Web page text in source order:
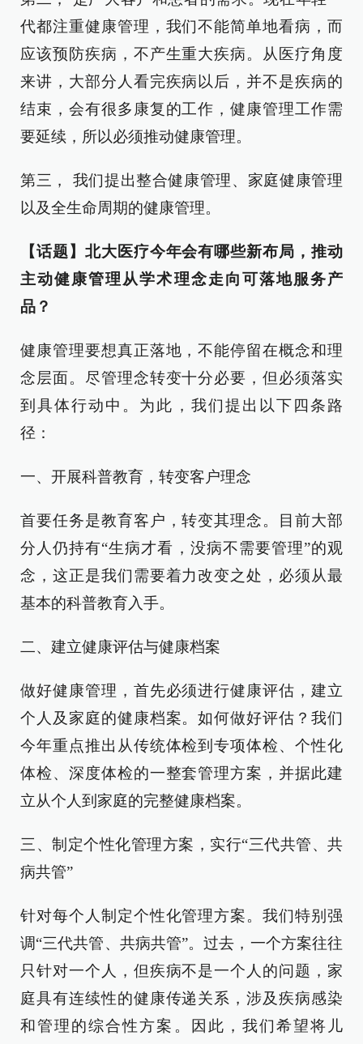
代都注重健康管理，我们不能简单地看病，而
应该预防疾病，不产生重大疾病。从医疗角度
来讲，大部分人看完疾病以后，并不是疾病的
结束，会有很多康复的工作，健康管理工作需
要延续，所以必须推动健康管理。
第三， 我们提出整合健康管理、家庭健康管理
以及全生命周期的健康管理。
【话题】北大医疗今年会有哪些新布局，推动
主动健康管理从学术理念走向可落地服务产
品？
健康管理要想真正落地，不能停留在概念和理
念层面。尽管理念转变十分必要，但必须落实
到具体行动中。为此，我们提出以下四条路
径：
一、开展科普教育，转变客户理念
首要任务是教育客户，转变其理念。目前大部
分人仍持有“生病才看，没病不需要管理”的观
念，这正是我们需要着力改变之处，必须从最
基本的科普教育入手。
二、建立健康评估与健康档案
做好健康管理，首先必须进行健康评估，建立
个人及家庭的健康档案。如何做好评估？我们
今年重点推出从传统体检到专项体检、个性化
体检、深度体检的一整套管理方案，并据此建
立从个人到家庭的完整健康档案。
三、制定个性化管理方案，实行“三代共管、共
病共管”
针对每个人制定个性化管理方案。我们特别强
调“三代共管、共病共管”。过去，一个方案往往
只针对一个人，但疾病不是一个人的问题，家
庭具有连续性的健康传递关系，涉及疾病感染
和管理的综合性方案。因此，我们希望将儿